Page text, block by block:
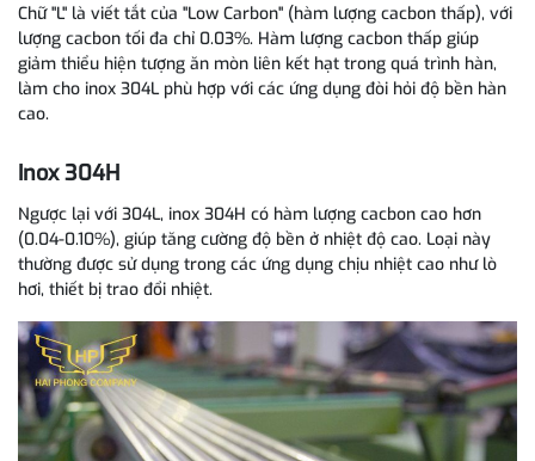
Chữ "L" là viết tắt của "Low Carbon" (hàm lượng cacbon thấp), với
lượng cacbon tối đa chỉ 0.03%. Hàm lượng cacbon thấp giúp
giảm thiểu hiện tượng ăn mòn liên kết hạt trong quá trình hàn,
làm cho inox 304L phù hợp với các ứng dụng đòi hỏi độ bền hàn
cao.
Inox 304H
Ngược lại với 304L, inox 304H có hàm lượng cacbon cao hơn
(0.04-0.10%), giúp tăng cường độ bền ở nhiệt độ cao. Loại này
thường được sử dụng trong các ứng dụng chịu nhiệt cao như lò
hơi, thiết bị trao đổi nhiệt.